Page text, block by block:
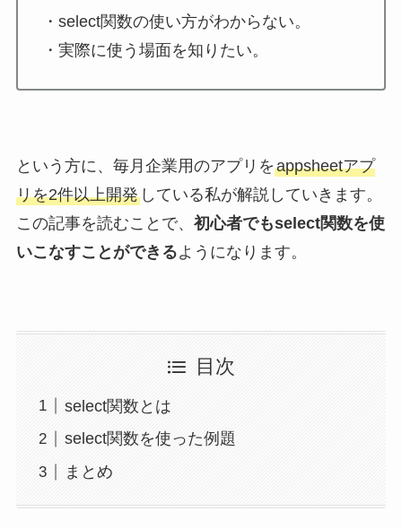
・select関数の使い方がわからない。
・実際に使う場面を知りたい。
という方に、毎月企業用のアプリをappsheetアプ
リを2件以上開発している私が解説していきます。
この記事を読むことで、 初心者でもselect関数を使
いこなすことができるようになります。
目次
select関数とは
select関数を使った例題
まとめ